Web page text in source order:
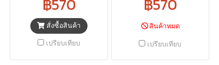
฿570
สั่งซื้อสินค้า
เปรียบเทียบ
฿570
สินค้าหมด
เปรียบเทียบ